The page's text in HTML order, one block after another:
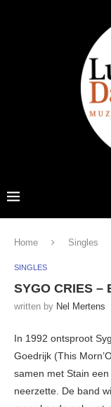
Home Singles
SINGLES
SYGO CRIES –
written by Nel Mertens
In 1992 ontsproot
Goedrijk (This
samen met Stain
neerzette. De band